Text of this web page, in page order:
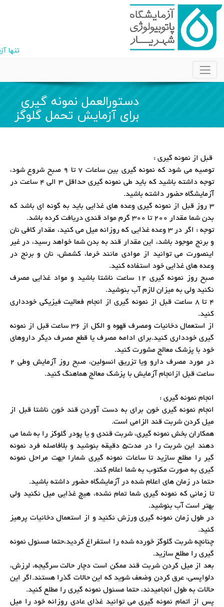
تنها
دستورالعمل نمونه گیری
برای آزمایش تحمل گلوگز
قبل از نمونه گیری :
توصیه می شود که نمونه گیری بین ساعات 7 تا 9 صبح شروع شود،
توجه داشته باشید که باید طی نمونه گیری حداقل 3 الی 4 ساعت در
آزمایشگاه حضور داشته باشید.
3 روز قبل از نمونه گیری وعده های غذایی باید به گونه ای باشد که
بدن شما مقدار 200 تا 300 گرم مواد قندی دریافت کرده باشد.
توجه : اگر در 3 وعده غذایی که روزانه میل می کنید، مقدار کافی نان
و برنج موجود باشد، این مقدار قند به بدن شما خواهد رسید، در غیر
اینصورت می توانید از موادی مانند خرما، کشمش، نان و برنج در
وعده های غذایی خود استفاده کنید.
صبح روز نمونه گیری 12 ساعت ناشتا باشید و مواد غذایی مصرف
نکنید ولی به میزان لازم آب بنوشید.
4 تا 8 ساعت قبل از نمونه گیری از انجام فعالیت فیزیکی خودداری
کنید.
از استعمال دخانیات ومصرف قهوه و الکل از 36 ساعت قبل از نمونه
گیری خودداری کنید.برای ادامه مصرف یا قطع مصرف دیگر داروهای
خود با پزشک معالج مشورت کنید.
در مورد مصرف دارو ویا تزریق انسولین، صبح روز آزمایش وطی 2
ساعت قبل ازانجام آزمایش با پزشک معالج هماهنگ کنید.
انجام نمونه گیری :
انجام نمونه گیری خون برای به دست آوردن قند خون ناشتا قبل از
میل کردن شربت قند الزامی است.
همکاران بخش نمونه گیری، شربت قندی و یا پودر گلوکز را به شما می
دهند این شربت را در مدت5 دقیقه بنوشید و بلافاصله فرد نمونه
گیر را مطلع سازید تا ساعات نمونه گیری شمارا جهت مراحل نمونه
گیری به صورت مکتوب به شما اعلام کند.
حتما در زمان های اعلام شده در آزمایشگاه حضور داشته باشید.
تا زمانی که نمونه گیری شما تمام نشده، هیچ غذایی میل نکنید ولی
بهتر است آب بنوشید.
در طول زمان نمونه گیری ورزش نکنید و از استعمال دخانیات پرهیز
کنید.
چنانچه شربت گلوگز خورده شده را استفراغ کردید،حتما مسئول نمونه
گیری را مطلع سازید.
بعد از میل کردن شربت قند ممکن است دچار حالت سرگیجه، لرزش،
دلواپسی، عرق کردن وضعف شوید که این حالات گذرا هستند.اگر این
حالات به طول انجامیدند، حتما مسئول نمونه گیری را مطلع کنید.
پس از اتمام نمونه گیری می توانید غذای عادی روزانه خود را میل